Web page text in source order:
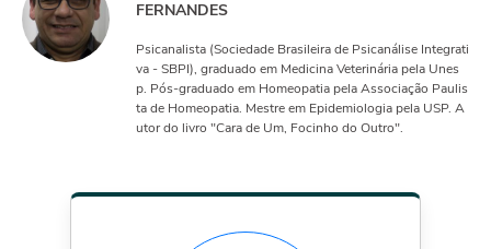
FERNANDES
Psicanalista (Sociedade Brasileira de Psicanálise Integrati
va - SBPI), graduado em Medicina Veterinária pela Unes
p. Pós-graduado em Homeopatia pela Associação Paulis
ta de Homeopatia. Mestre em Epidemiologia pela USP. A
utor do livro "Cara de Um, Focinho do Outro".